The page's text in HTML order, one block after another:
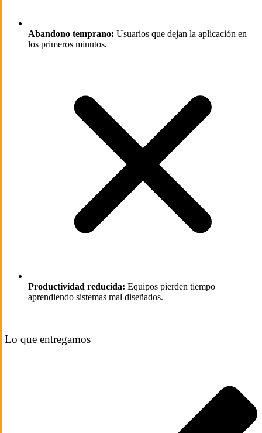
Abandono temprano: Usuarios que dejan la aplicación en
los primeros minutos.
Productividad reducida: Equipos pierden tiempo
aprendiendo sistemas mal diseñados.
Lo que entregamos